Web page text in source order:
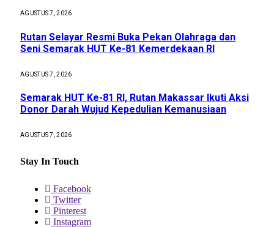
AGUSTUS 7, 2026
Rutan Selayar Resmi Buka Pekan Olahraga dan
Seni Semarak HUT Ke-81 Kemerdekaan RI
AGUSTUS 7, 2026
Semarak HUT Ke-81 RI, Rutan Makassar Ikuti Aksi
Donor Darah Wujud Kepedulian Kemanusiaan
AGUSTUS 7, 2026
Stay In Touch
Facebook
Twitter
Pinterest
Instagram